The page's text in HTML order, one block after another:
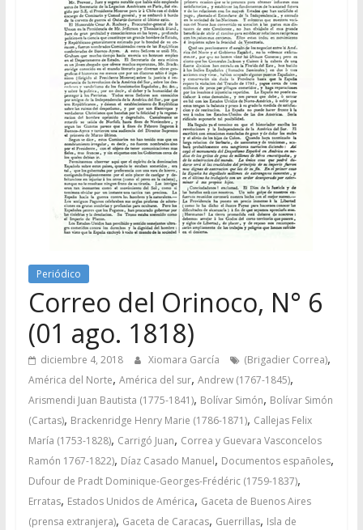
Periódico
Correo del Orinoco, N° 6
(01 ago. 1818)
diciembre 4, 2018 Xiomara García (Brigadier Correa),
América del Norte, América del sur, Andrew (1767-1845),
Arismendi Juan Bautista (1775-1841), Bolívar Simón, Bolívar Simón
(Cartas), Brackenridge Henry Marie (1786-1871), Callejas Felix
María (1753-1828), Carrigó Juan, Correa y Guevara Vasconcelos
Ramón 1767-1822), Díaz Casado Manuel, Documentos españoles,
Dufour de Pradt Dominique-Georges-Frédéric (1759-1837),
Erratas, Estados Unidos de América, Gaceta de Buenos Aires
(prensa extranjera), Gaceta de Caracas, Guerrillas, Isla de